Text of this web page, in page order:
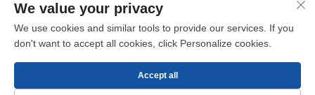
Szerzői jog © 2025, XIAMEN BESTYN REFRIGERATION
We value your privacy
We use cookies and similar tools to provide our services. If you
don't want to accept all cookies, click Personalize cookies.
Accept all